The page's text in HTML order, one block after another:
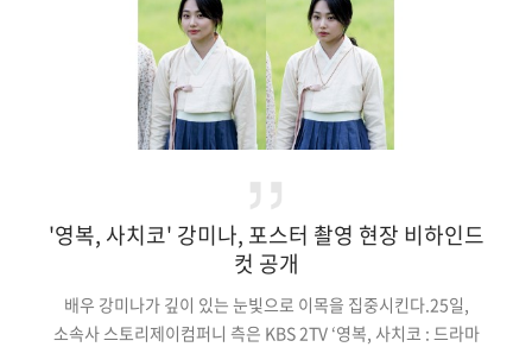
'영복, 사치코' 강미나, 포스터 촬영 현장 비하인드
컷 공개
배우 강미나가 깊이 있는 눈빛으로 이목을 집중시킨다.25일,
소속사 스토리제이컴퍼니 측은 KBS 2TV ‘영복, 사치코 : 드라마